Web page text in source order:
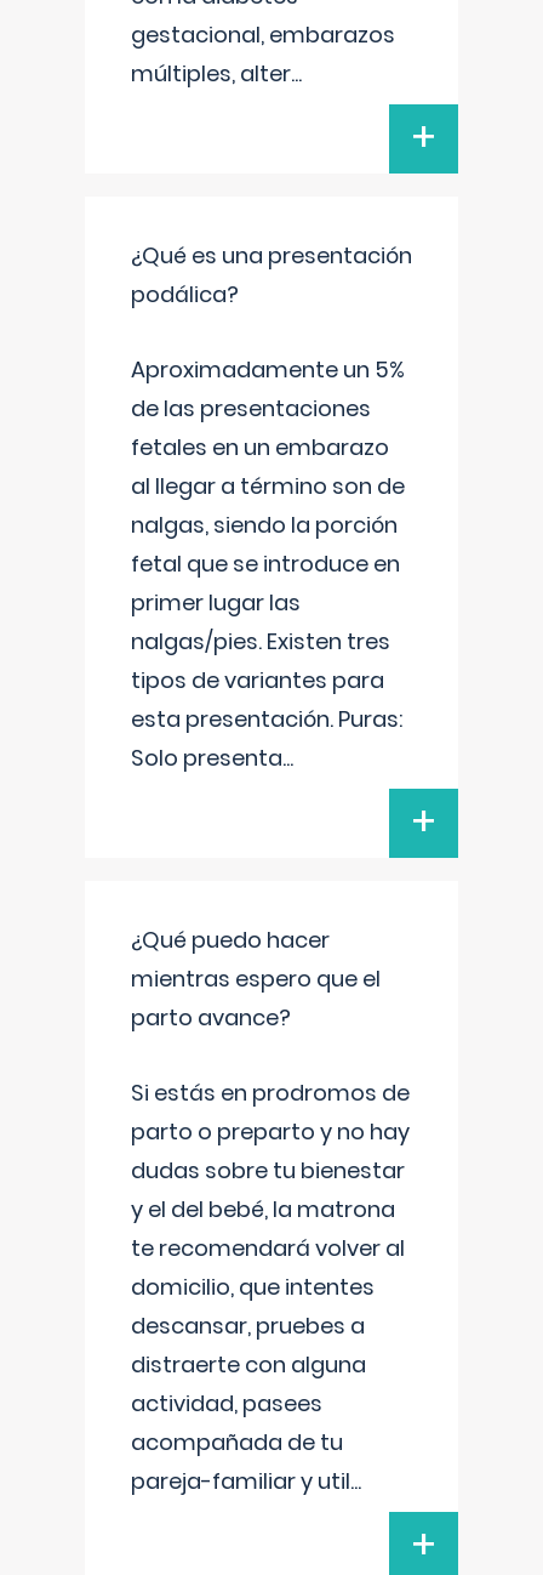
gestacional, embarazos
múltiples, alter...
+
¿Qué es una presentación
podálica?
Aproximadamente un 5%
de las presentaciones
fetales en un embarazo
al llegar a término son de
nalgas, siendo la porción
fetal que se introduce en
primer lugar las
nalgas/pies. Existen tres
tipos de variantes para
esta presentación. Puras:
Solo presenta...
+
¿Qué puedo hacer
mientras espero que el
parto avance?
Si estás en prodromos de
parto o preparto y no hay
dudas sobre tu bienestar
y el del bebé, la matrona
te recomendará volver al
domicilio, que intentes
descansar, pruebes a
distraerte con alguna
actividad, pasees
acompañada de tu
pareja-familiar y util...
+